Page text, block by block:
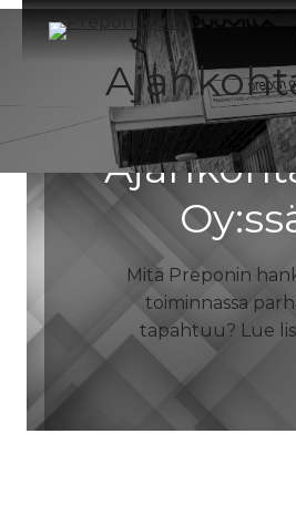
Siirry
sisältöön
Mitä Preponin
toiminnassa
tapahtuu? Lue